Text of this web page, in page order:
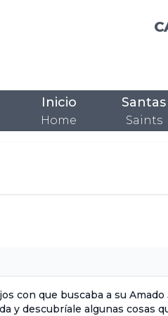
Inicio
Home
Santas
Saints
con que buscaba a su Amado
y descubríale algunas cosas